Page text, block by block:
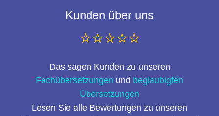
Kunden über uns
⭐⭐⭐⭐⭐
Das sagen Kunden zu unseren
Fachübersetzungen und beglaubigten
Übersetzungen
Lesen Sie alle Bewertungen zu unseren